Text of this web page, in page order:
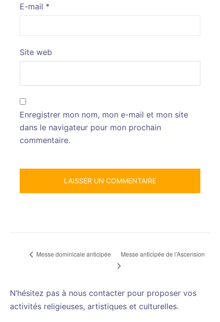
E-mail *
Site web
Enregistrer mon nom, mon e-mail et mon site
dans le navigateur pour mon prochain
commentaire.
Messe dominicale anticipée Messe anticipée de l’Ascension
N’hésitez pas à nous contacter pour proposer vos
activités religieuses, artistiques et culturelles.